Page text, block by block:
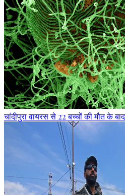
चांदीपुरा वायरस से 22 बच्चों की मौत के